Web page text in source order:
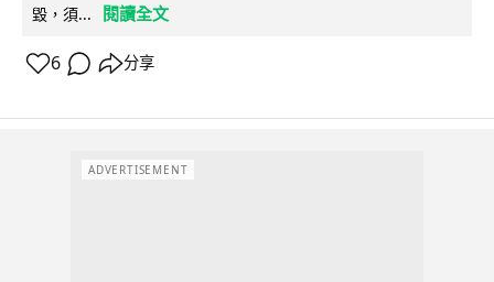
毀，須...
閱讀全文
6 分享
ADVERTISEMENT